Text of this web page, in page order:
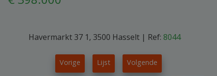
Havermarkt 37 1, 3500 Hasselt | Ref: 8044
Vorige Lijst Volgende